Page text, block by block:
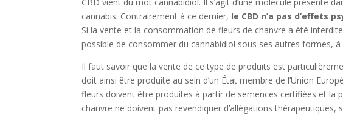
CBD vient du mot cannabidiol. Il s’agit d’une molécule présente
cannabis. Contrairement à ce dernier, le CBD n’a pas d’effets
Si la vente et la consommation de fleurs de chanvre a été
possible de consommer du cannabidiol sous ses autres formes, à
Il faut savoir que la vente de ce type de produits est
doit ainsi être produite au sein d’un État membre de l’Union
fleurs doivent être produites à partir de semences certifiées et la
chanvre ne doivent pas revendiquer d’allégations thérapeutiques,